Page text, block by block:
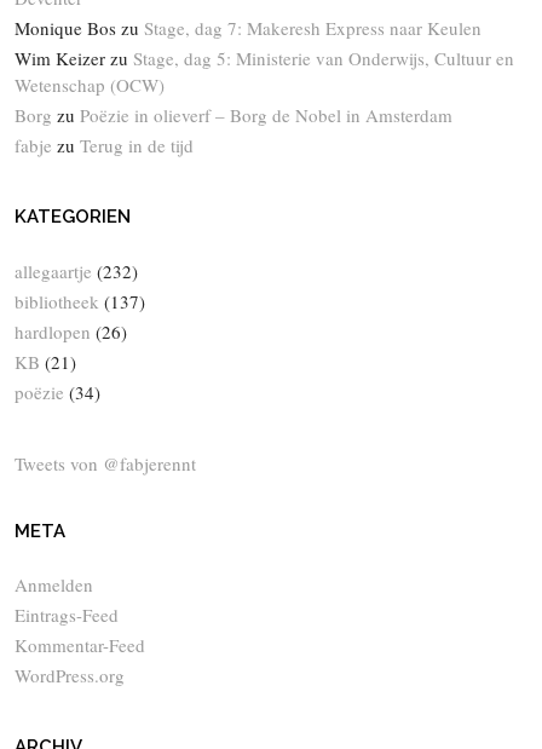
Monique Bos zu Stage, dag 7: Makeresh Express naar Keulen
Wim Keizer zu Stage, dag 5: Ministerie van Onderwijs, Cultuur en
Wetenschap (OCW)
Borg zu Poëzie in olieverf – Borg de Nobel in Amsterdam
fabje zu Terug in de tijd
KATEGORIEN
allegaartje (232)
bibliotheek (137)
hardlopen (26)
KB (21)
poëzie (34)
Tweets von @fabjerennt
META
Anmelden
Eintrags-Feed
Kommentar-Feed
WordPress.org